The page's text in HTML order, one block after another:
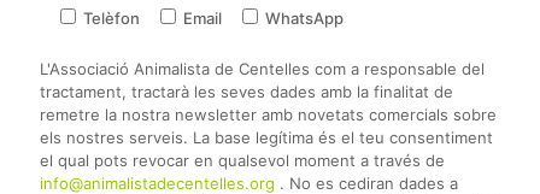
Telèfon Email WhatsApp
L'Associació Animalista de Centelles com a responsable del
tractament, tractarà les seves dades amb la finalitat de
remetre la nostra newsletter amb novetats comercials sobre
els nostres serveis. La base legítima és el teu consentiment
el qual pots revocar en qualsevol moment a través de
info@animalistadecentelles.org . No es cediran dades a